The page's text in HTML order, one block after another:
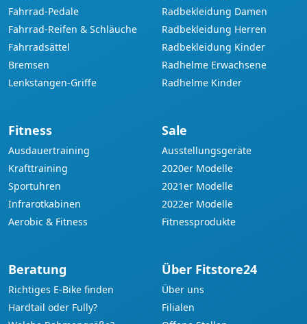
Fahrrad-Pedale
Fahrrad-Reifen & Schläuche
Fahrradsättel
Bremsen
Lenkstangen-Griffe
Radbekleidung Damen
Radbekleidung Herren
Radbekleidung Kinder
Radhelme Erwachsene
Radhelme Kinder
Fitness
Ausdauertraining
Krafttraining
Sportuhren
Infrarotkabinen
Aerobic & Fitness
Sale
Ausstellungsgeräte
2020er Modelle
2021er Modelle
2022er Modelle
Fitnessprodukte
Beratung
Richtiges E-Bike finden
Hardtail oder Fully?
Über Fitstore24
Über uns
Filialen